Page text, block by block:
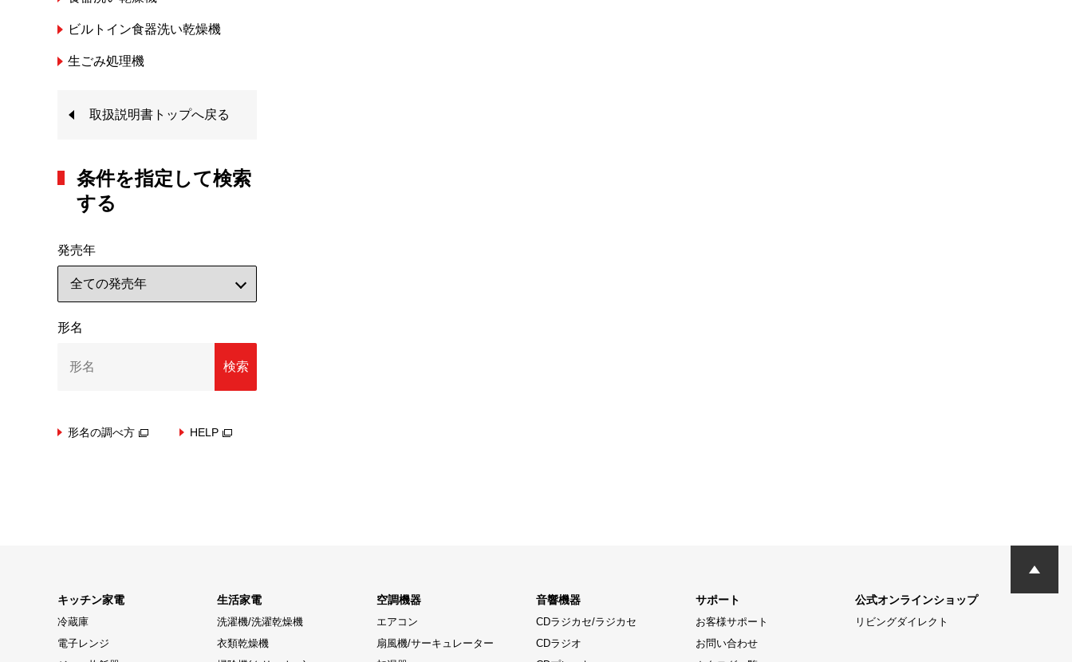
ビルトイン食器洗い乾燥機
生ごみ処理機
取扱説明書トップへ戻る
条件を指定して検索
する
発売年
形名
検索
形名の調べ方 HELP
キッチン家電
冷蔵庫
電子レンジ
生活家電
洗濯機/洗濯乾燥機
衣類乾燥機
空調機器
エアコン
扇風機/サーキュレーター
音響機器
CDラジカセ/ラジカセ
CDラジオ
サポート
お客様サポート
お問い合わせ
公式オンラインショップ
リビングダイレクト